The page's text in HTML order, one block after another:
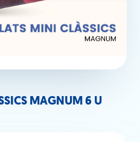
MAGNUM 6 U